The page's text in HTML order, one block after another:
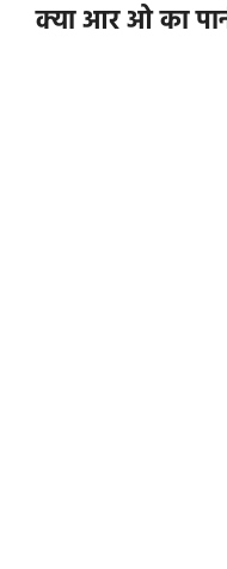
क्या आर ओ का